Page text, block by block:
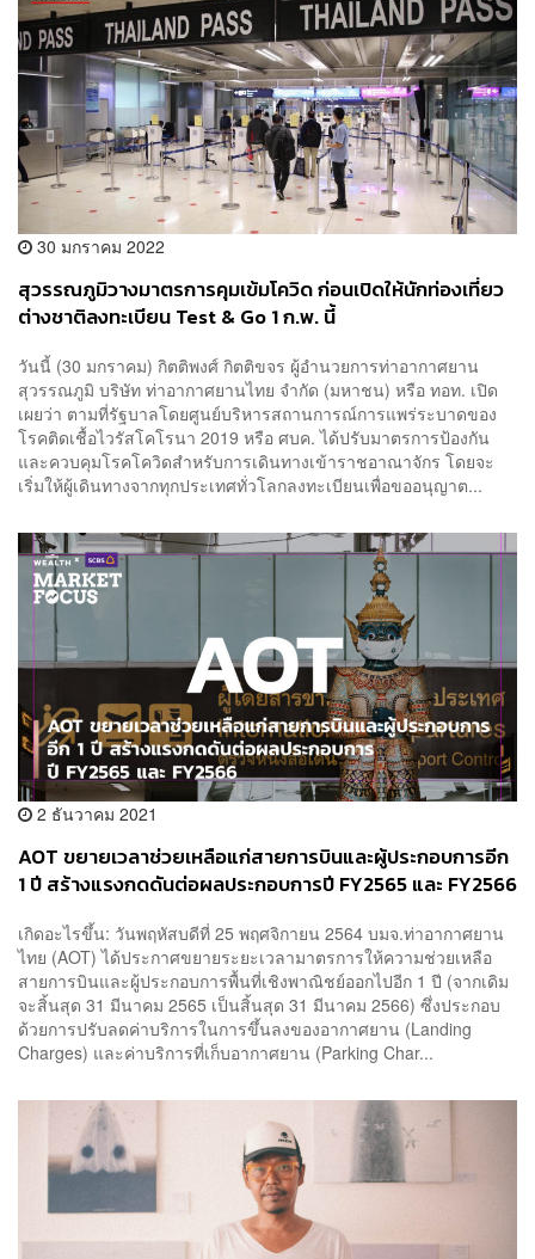
30 มกราคม 2022
สุวรรณภูมิวางมาตรการคุมเข้มโควิด ก่อนเปิดให้นักท่องเที่ยว
ต่างชาติลงทะเบียน Test & Go 1 ก.พ. นี้
วันนี้ (30 มกราคม) กิตติพงศ์ กิตติขจร ผู้อำนวยการท่าอากาศยาน
สุวรรณภูมิ บริษัท ท่าอากาศยานไทย จำกัด (มหาชน) หรือ ทอท. เปิด
เผยว่า ตามที่รัฐบาลโดยศูนย์บริหารสถานการณ์การแพร่ระบาดของ
โรคติดเชื้อไวรัสโคโรนา 2019 หรือ ศบค. ได้ปรับมาตรการป้องกัน
และควบคุมโรคโควิดสำหรับการเดินทางเข้าราชอาณาจักร โดยจะ
เริ่มให้ผู้เดินทางจากทุกประเทศทั่วโลกลงทะเบียนเพื่อขออนุญาต...
2 ธันวาคม 2021
AOT ขยายเวลาช่วยเหลือแก่สายการบินและผู้ประกอบการอีก
1 ปี สร้างแรงกดดันต่อผลประกอบการปี FY2565 และ FY2566
เกิดอะไรขึ้น: วันพฤหัสบดีที่ 25 พฤศจิกายน 2564 บมจ.ท่าอากาศยาน
ไทย (AOT) ได้ประกาศขยายระยะเวลามาตรการให้ความช่วยเหลือ
สายการบินและผู้ประกอบการพื้นที่เชิงพาณิชย์ออกไปอีก 1 ปี (จากเดิม
จะสิ้นสุด 31 มีนาคม 2565 เป็นสิ้นสุด 31 มีนาคม 2566) ซึ่งประกอบ
ด้วยการปรับลดค่าบริการในการขึ้นลงของอากาศยาน (Landing
Charges) และค่าบริการที่เก็บอากาศยาน (Parking Char...